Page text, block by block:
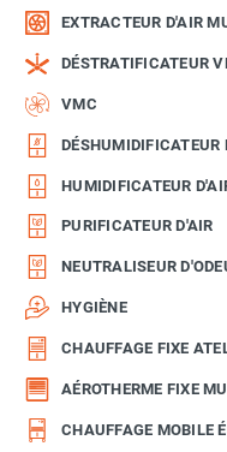
EXTRACTEUR D'AIR
DÉSTRATIFICATEUR
VMC
DÉSHUMIDIFICATEUR
HUMIDIFICATEUR
PURIFICATEUR D'AIR
NEUTRALISEUR
HYGIÈNE
CHAUFFAGE FIXE
AÉROTHERME FIXE
CHAUFFAGE MOBILE